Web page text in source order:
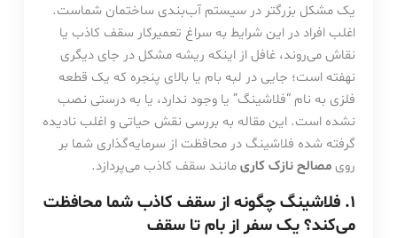
یک مشکل بزرگتر در سیستم آب‌بندی ساختمان شماست.
اغلب افراد در این شرایط به سراغ تعمیرکار سقف کاذب یا
نقاش می‌روند، غافل از اینکه ریشه مشکل در جای دیگری
نهفته است؛ جایی در لبه بام یا بالای پنجره که یک قطعه
فلزی به نام “فلاشینگ” یا وجود ندارد، یا به درستی نصب
نشده است. این مقاله به بررسی نقش حیاتی و اغلب نادیده
گرفته شده فلاشینگ در محافظت از سرمایه‌گذاری شما بر
روی مصالح نازک کاریمانند سقف کاذب می‌پردازد.
۱. فلاشینگ چگونه از سقف کاذب شما محافظت
می‌کند؟ یک سفر از بام تا سقف